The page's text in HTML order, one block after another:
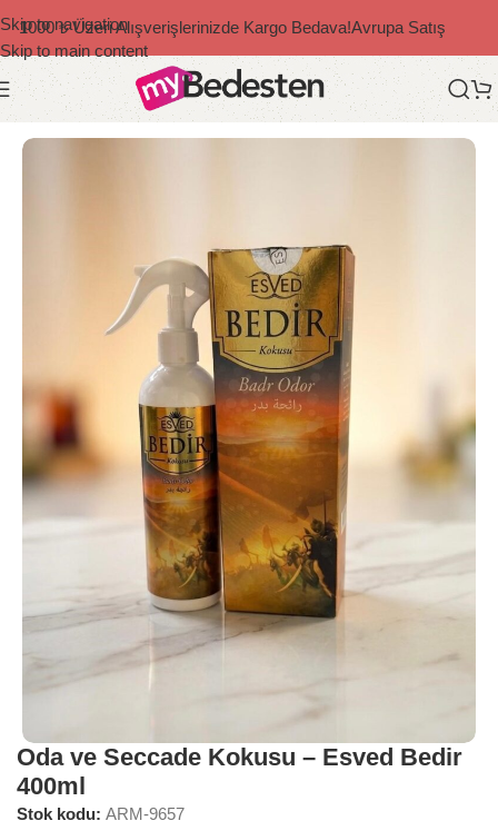
Skip to navigation
Skip to main content
1000 ₺ Üzeri Alışverişlerinizde Kargo Bedava!Avrupa Satış
Ana Sayfa İslami Ürünler Koku ve Esans
Oda ve Seccade Kokusu – Esved Bedir
400ml
Stok kodu: ARM-9657